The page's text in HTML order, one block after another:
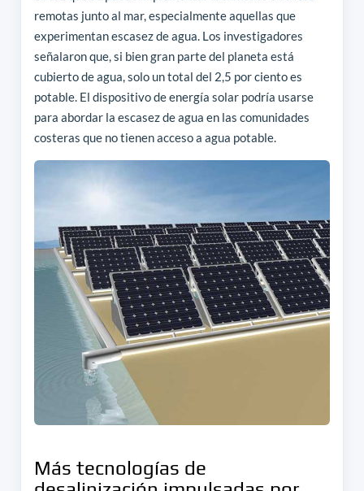
remotas junto al mar, especialmente aquellas que
experimentan escasez de agua. Los investigadores
señalaron que, si bien gran parte del planeta está
cubierto de agua, solo un total del 2,5 por ciento es
potable. El dispositivo de energía solar podría usarse
para abordar la escasez de agua en las comunidades
costeras que no tienen acceso a agua potable.
Más tecnologías de